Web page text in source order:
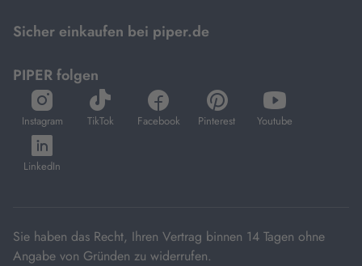
Sicher einkaufen bei piper.de
PIPER folgen
Instagram
öffnet
in
neuem
Tab
TikTok
öffnet
in
Facebook
öffnet
in
Pinterest
öffnet
in
Youtube
öffnet
in
LinkedIn
öffnet
in
Sie haben das Recht, Ihren Vertrag binnen 14 Tagen ohne
Angabe von Gründen zu widerrufen.